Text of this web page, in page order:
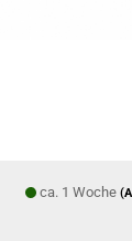
ca. 1 Woche